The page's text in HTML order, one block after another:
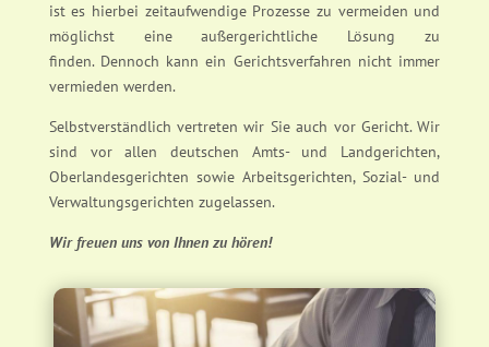
ist es hierbei zeitaufwendige Prozesse zu vermeiden und
möglichst eine außergerichtliche Lösung zu
finden. Dennoch kann ein Gerichtsverfahren nicht immer
vermieden werden.
Selbstverständlich vertreten wir Sie auch vor Gericht. Wir
sind vor allen deutschen Amts- und Landgerichten,
Oberlandesgerichten sowie Arbeitsgerichten, Sozial- und
Verwaltungsgerichten zugelassen.
Wir freuen uns von Ihnen zu hören!